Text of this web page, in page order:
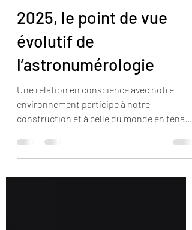
7 janv. 2025
2025, le point de vue
évolutif de
l’astronumérologie
Une relation en conscience avec notre
environnement participe à notre
construction et à celle du monde en tenant